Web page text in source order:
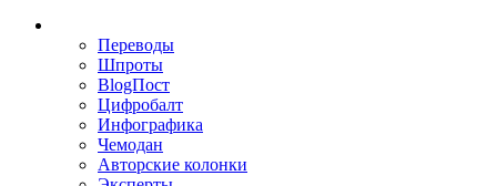
Переводы
Шпроты
BlogПост
Цифробалт
Инфографика
Чемодан
Авторские колонки